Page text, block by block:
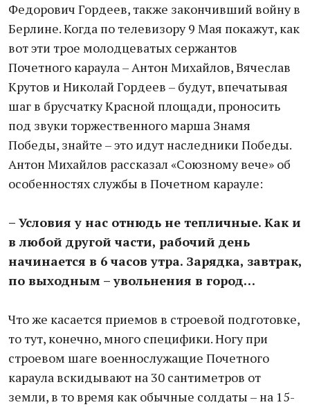
Федорович Гордеев, также закончивший войну в
Берлине. Когда по телевизору 9 Мая покажут, как
вот эти трое молодцеватых сержантов
Почетного караула – Антон Михайлов, Вячеслав
Крутов и Николай Гордеев – будут, впечатывая
шаг в брусчатку Красной площади, проносить
под звуки торжественного марша Знамя
Победы, знайте – это идут наследники Победы.
Антон Михайлов рассказал «Союзному вече» об
особенностях службы в Почетном карауле:
– Условия у нас отнюдь не тепличные. Как и
в любой другой части, рабочий день
начинается в 6 часов утра. Зарядка, завтрак,
по выходным – увольнения в город…
Что же касается приемов в строевой подготовке,
то тут, конечно, много специфики. Ногу при
строевом шаге военнослужащие Почетного
караула вскидывают на 30 сантиметров от
земли, в то время как обычные солдаты – на 15-